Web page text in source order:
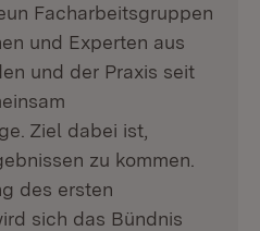
Facharbeitsgruppen
und Experten aus
und der Praxis seit
Ziel dabei ist,
zu kommen.
des ersten
sich das Bündnis